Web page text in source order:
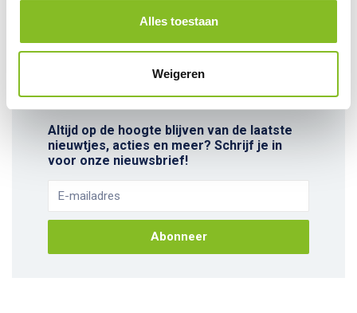
Alles toestaan
Weigeren
Altijd op de hoogte blijven van de laatste
nieuwtjes, acties en meer? Schrijf je in
voor onze nieuwsbrief!
Abonneer